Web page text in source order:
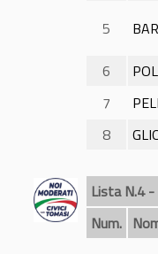
5
6
7
8
Lista N.4 -
Num.